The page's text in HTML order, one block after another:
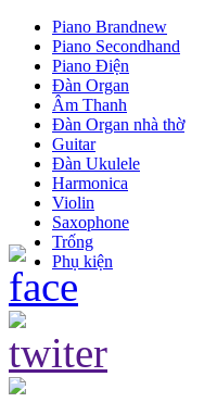
Piano Brandnew
Piano Secondhand
Piano Điện
Đàn Organ
Âm Thanh
Đàn Organ nhà thờ
Guitar
Đàn Ukulele
Harmonica
Violin
Saxophone
Trống
Phụ kiện